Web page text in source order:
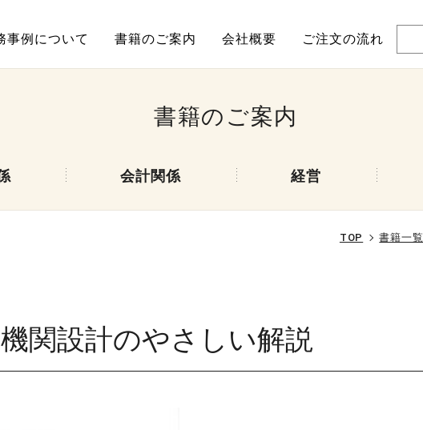
事例について 書籍のご案内 会社概要 ご注文の流れ
書籍のご案内
会計関係 経営
TOP 書籍一覧
関設計のやさしい解説